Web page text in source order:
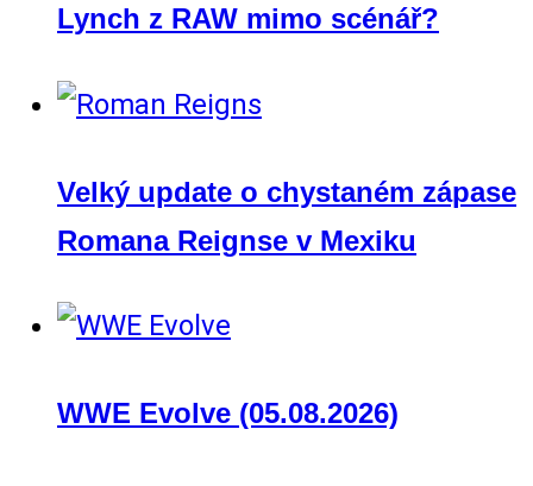
Lynch z RAW mimo scénář?
Velký update o chystaném zápase
Romana Reignse v Mexiku
WWE Evolve (05.08.2026)